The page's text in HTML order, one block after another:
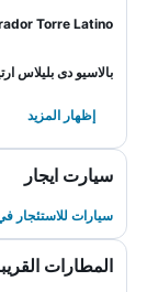
Torre Latino
بالاسيو دى بليلاس
إظهار المزيد
سيارت ايجار
سيارات للاستئجار
المطارات